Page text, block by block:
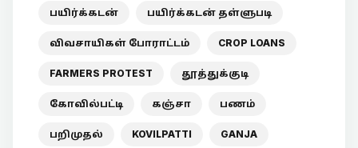
பயிர்க்கடன் பயிர்க்கடன் தள்ளுபடி
விவசாயிகள் போராட்டம் CROP LOANS
FARMERS PROTEST தூத்துக்குடி
கோவில்பட்டி கஞ்சா பணம்
பறிமுதல் KOVILPATTI GANJA